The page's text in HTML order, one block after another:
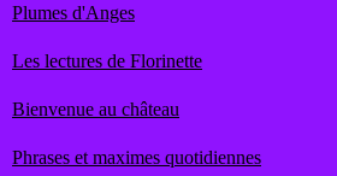
Plumes d'Anges
Les lectures de Florinette
Bienvenue au château
Phrases et maximes quotidiennes